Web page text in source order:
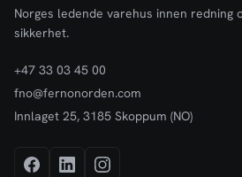
Norges ledende varehus innen redning
sikkerhet.
+47 33 03 45 00
fno@fernonorden.com
Innlaget 25, 3185 Skoppum (NO)